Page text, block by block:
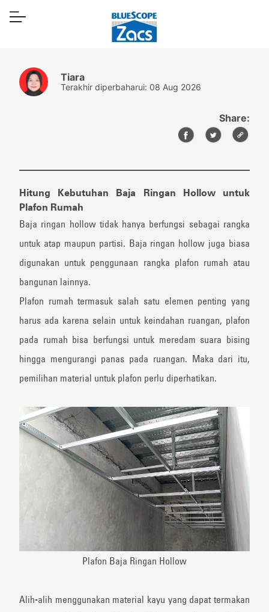
Tiara
Terakhir diperbaharui: 08 Aug 2026
Share:
Hitung Kebutuhan Baja Ringan Hollow untuk
Plafon Rumah
Baja ringan hollow tidak hanya berfungsi sebagai rangka
untuk atap maupun partisi. Baja ringan hollow juga biasa
digunakan untuk penggunaan rangka plafon rumah atau
bangunan lainnya.
Plafon rumah termasuk salah satu elemen penting yang
harus ada karena selain untuk keindahan ruangan, plafon
pada rumah bisa berfungsi untuk meredam suara bising
hingga mengurangi panas pada ruangan. Maka dari itu,
pemilihan material untuk plafon perlu diperhatikan.
Plafon Baja Ringan Hollow
Alih-alih menggunakan material kayu yang dapat termakan